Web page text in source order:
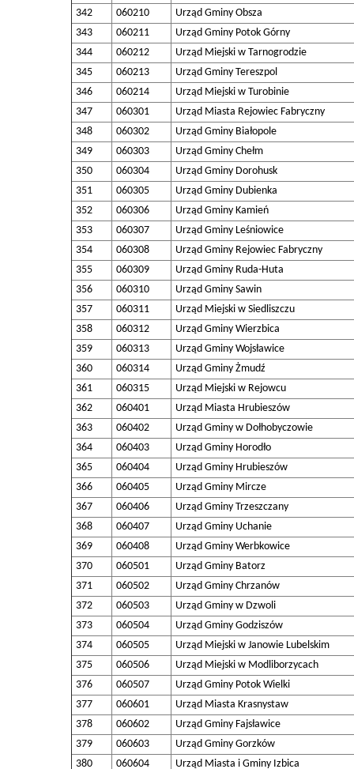
342
060210
Urząd Gminy Obsza
343
060211
Urząd Gminy Potok Górny
344
060212
Urząd Miejski w Tarnogrodzie
345
060213
Urząd Gminy Tereszpol
346
060214
Urząd Miejski w Turobinie
347
060301
Urząd Miasta Rejowiec Fabryczny
348
060302
Urząd Gminy Białopole
349
060303
Urząd Gminy Chełm
350
060304
Urząd Gminy Dorohusk
351
060305
Urząd Gminy Dubienka
352
060306
Urząd Gminy Kamień
353
060307
Urząd Gminy Leśniowice
354
060308
Urząd Gminy Rejowiec Fabryczny
355
060309
Urząd Gminy Ruda-Huta
356
060310
Urząd Gminy Sawin
357
060311
Urząd Miejski w Siedliszczu
358
060312
Urząd Gminy Wierzbica
359
060313
Urząd Gminy Wojsławice
360
060314
Urząd Gminy Żmudź
361
060315
Urząd Miejski w Rejowcu
362
060401
Urząd Miasta Hrubieszów
363
060402
Urząd Gminy w Dołhobyczowie
364
060403
Urząd Gminy Horodło
365
060404
Urząd Gminy Hrubieszów
366
060405
Urząd Gminy Mircze
367
060406
Urząd Gminy Trzeszczany
368
060407
Urząd Gminy Uchanie
369
060408
Urząd Gminy Werbkowice
370
060501
Urząd Gminy Batorz
371
060502
Urząd Gminy Chrzanów
372
060503
Urząd Gminy w Dzwoli
373
060504
Urząd Gminy Godziszów
374
060505
Urząd Miejski w Janowie Lubelskim
375
060506
Urząd Miejski w Modliborzycach
376
060507
Urząd Gminy Potok Wielki
377
060601
Urząd Miasta Krasnystaw
378
060602
Urząd Gminy Fajsławice
379
060603
Urząd Gminy Gorzków
380
060604
Urząd Miasta i Gminy Izbica